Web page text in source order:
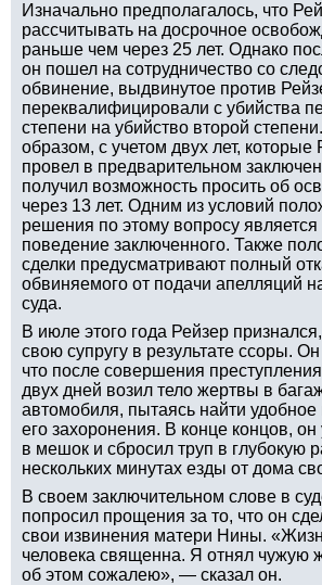
Изначально предполагалось, что
рассчитывать на досрочное
раньше чем через 25 лет. Однако
он пошел на сотрудничество со
обвинение, выдвинутое против
переквалифицировали с убийства
степени на убийство второй
образом, с учетом двух лет, которые
провел в предварительном
получил возможность просить об
через 13 лет. Одним из условий
решения по этому вопросу
поведение заключенного. Также
сделки предусматривают полный
обвиняемого от подачи апелляций
суда.
В июле этого года Рейзер
свою супругу в результате ссоры. Он
что после совершения
двух дней возил тело жертвы в
автомобиля, пытаясь найти удобное
его захоронения. В конце концов, он
в мешок и сбросил труп в глубокую
нескольких минутах езды от дома
В своем заключительном слове в
попросил прощения за то, что он
свои извинения матери Нины.
человека священна. Я отнял чужую
об этом сожалею», — сказал он.